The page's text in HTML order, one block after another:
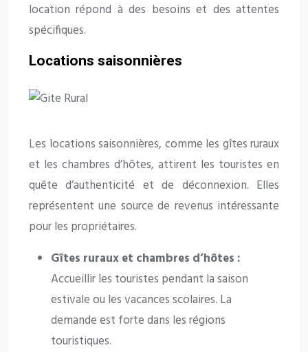
location répond à des besoins et des attentes
spécifiques.
Locations saisonnières
Les locations saisonnières, comme les gîtes ruraux
et les chambres d’hôtes, attirent les touristes en
quête d’authenticité et de déconnexion. Elles
représentent une source de revenus intéressante
pour les propriétaires.
Gîtes ruraux et chambres d’hôtes :
Accueillir les touristes pendant la saison
estivale ou les vacances scolaires. La
demande est forte dans les régions
touristiques.